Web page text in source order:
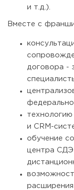
и т.д.).
Вместе с
договора -
и CRM-
обучение
центра
расширения